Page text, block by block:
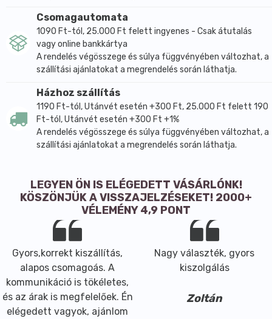
Csomagautomata
1090 Ft-tól, 25.000 Ft felett ingyenes - Csak átutalás
vagy online bankkártya
A rendelés végösszege és súlya függvényében változhat, a
szállítási ajánlatokat a megrendelés során láthatja.
Házhoz szállítás
1190 Ft-tól, Utánvét esetén +300 Ft, 25.000 Ft felett 190
Ft-tól, Utánvét esetén +300 Ft +1%
A rendelés végösszege és súlya függvényében változhat, a
szállítási ajánlatokat a megrendelés során láthatja.
LEGYEN ÖN IS ELÉGEDETT VÁSÁRLÓNK!
KÖSZÖNJÜK A VISSZAJELZÉSEKET! 2000+
VÉLEMÉNY 4,9 PONT
Gyors,korrekt kiszállítás,
alapos csomagoás. A
kommunikáció is tökéletes,
és az árak is megfelelőek. Én
elégedett vagyok, ajánlom
Nagy választék, gyors
kiszolgálás
Zoltán